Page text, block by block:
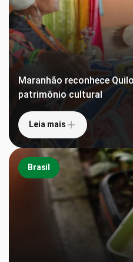
Maranhão reconhece
patrimônio cultural
Leia mais
Brasil